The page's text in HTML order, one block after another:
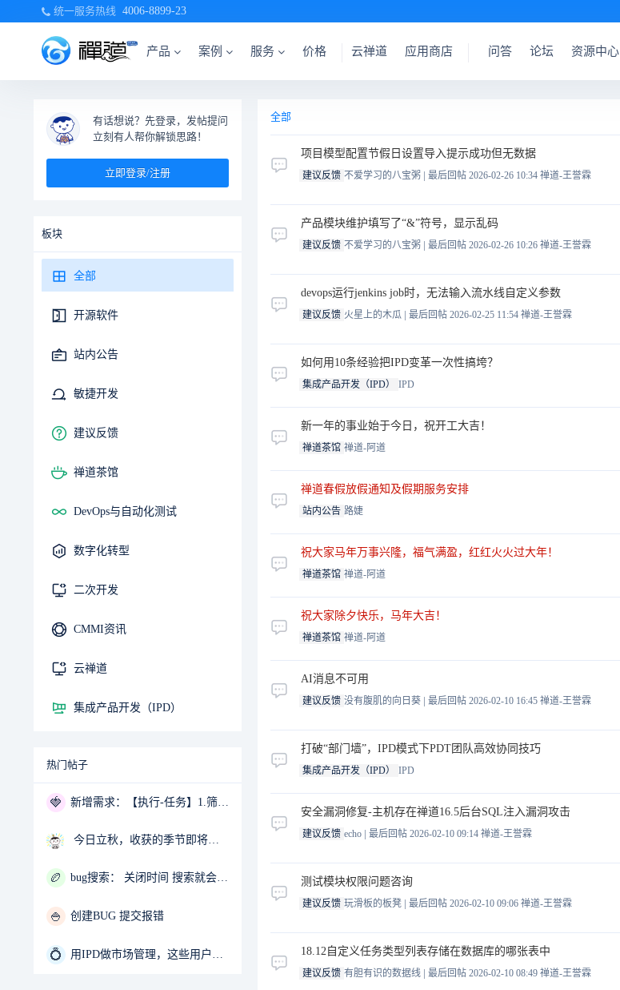
统一服务热线 4006-8899-23
产品 案例 服务 价格 云禅道 应用商店 问答 论坛 资源中心
有话想说？先登录，发帖提问
立刻有人帮你解锁思路！
立即登录/注册
板块
全部
开源软件
站内公告
敏捷开发
建议反馈
禅道茶馆
DevOps与自动化测试
数字化转型
二次开发
CMMI资讯
云禅道
集成产品开发（IPD）
热门帖子
🍓 新增需求：【执行-任务】1.筛选增加父任务状态筛选；2.父任务中的子任务1完成后，通知其他子任务的指派人
今日立秋，收获的季节即将悄然而至~
🏉 bug搜索： 关闭时间 搜索就会白屏
🍚 创建BUG 提交报错
💍 用IPD做市场管理，这些用户痛点，你抓对了吗？
全部
项目模型配置节假日设置导入提示成功但无数据
建议反馈 不爱学习的八宝粥 | 最后回帖 2026-02-26 10:34 禅道-王誉霖
产品模块维护填写了“&”符号，显示乱码
建议反馈 不爱学习的八宝粥 | 最后回帖 2026-02-26 10:26 禅道-王誉霖
devops运行jenkins job时，无法输入流水线自定义参数
建议反馈 火星上的木瓜 | 最后回帖 2026-02-25 11:54 禅道-王誉霖
如何用10条经验把IPD变革一次性搞垮？
集成产品开发（IPD） IPD
新一年的事业始于今日，祝开工大吉！
禅道茶馆 禅道-阿道
禅道春假放假通知及假期服务安排
站内公告 路婕
祝大家马年万事兴隆，福气满盈，红红火火过大年！
禅道茶馆 禅道-阿道
祝大家除夕快乐，马年大吉！
禅道茶馆 禅道-阿道
AI消息不可用
建议反馈 没有腹肌的向日葵 | 最后回帖 2026-02-10 16:45 禅道-王誉霖
打破“部门墙”，IPD模式下PDT团队高效协同技巧
集成产品开发（IPD） IPD
安全漏洞修复-主机存在禅道16.5后台SQL注入漏洞攻击
建议反馈 echo | 最后回帖 2026-02-10 09:14 禅道-王誉霖
测试模块权限问题咨询
建议反馈 玩滑板的板凳 | 最后回帖 2026-02-10 09:06 禅道-王誉霖
18.12自定义任务类型列表存储在数据库的哪张表中
建议反馈 有胆有识的数据线 | 最后回帖 2026-02-10 08:49 禅道-王誉霖